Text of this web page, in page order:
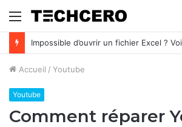
Menu
Impossible d’ouvrir un fichier Excel ?
Accueil / Youtube
Youtube
Comment réparer